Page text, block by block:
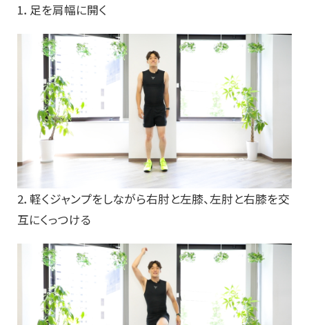
1．足を肩幅に開く
2．軽くジャンプをしながら右肘と左膝、左肘と右膝を交
互にくっつける